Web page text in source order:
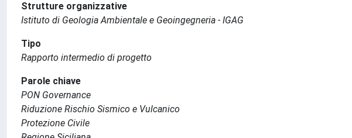
Strutture organizzative
Istituto di Geologia Ambientale e Geoingegneria - IGAG
Tipo
Rapporto intermedio di progetto
Parole chiave
PON Governance
Riduzione Rischio Sismico e Vulcanico
Protezione Civile